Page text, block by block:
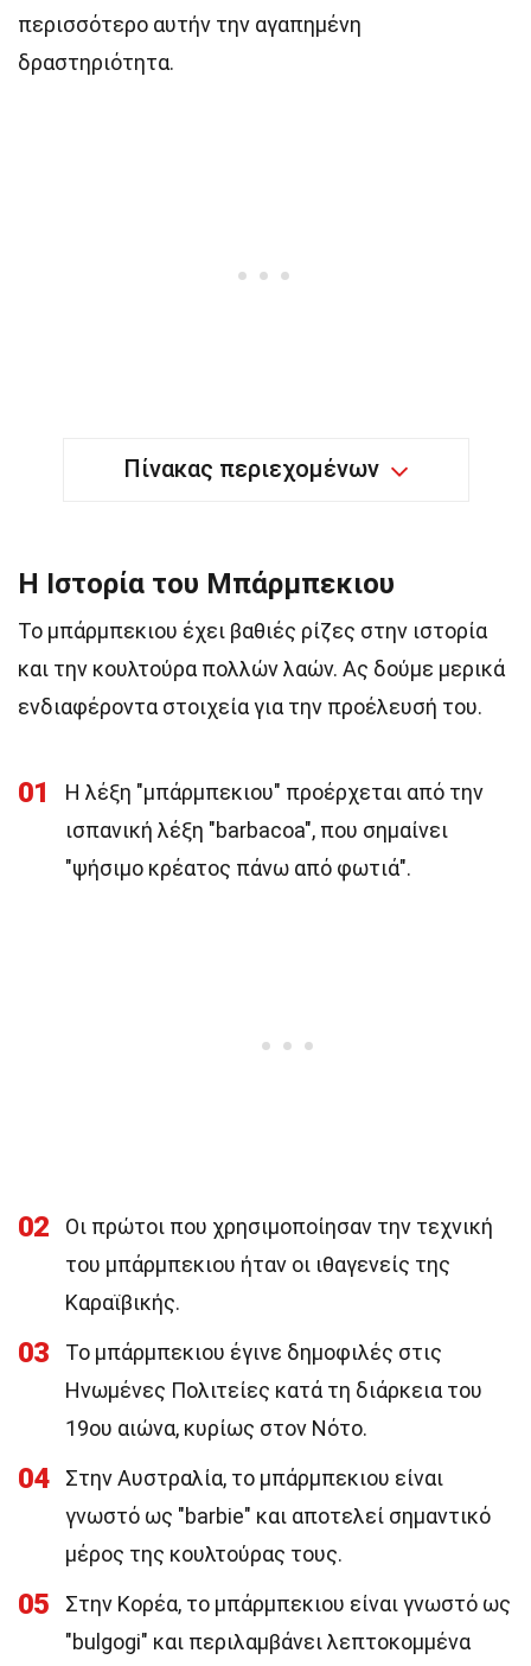
περισσότερο αυτήν την αγαπημένη
δραστηριότητα.
Πίνακας περιεχομένων
Η Ιστορία του Μπάρμπεκιου
Το μπάρμπεκιου έχει βαθιές ρίζες στην ιστορία
και την κουλτούρα πολλών λαών. Ας δούμε μερικά
ενδιαφέροντα στοιχεία για την προέλευσή του.
01
Η λέξη "μπάρμπεκιου" προέρχεται από την
ισπανική λέξη "barbacoa", που σημαίνει
"ψήσιμο κρέατος πάνω από φωτιά".
02
Οι πρώτοι που χρησιμοποίησαν την τεχνική
του μπάρμπεκιου ήταν οι ιθαγενείς της
Καραϊβικής.
03
Το μπάρμπεκιου έγινε δημοφιλές στις
Ηνωμένες Πολιτείες κατά τη διάρκεια του
19ου αιώνα, κυρίως στον Νότο.
04
Στην Αυστραλία, το μπάρμπεκιου είναι
γνωστό ως "barbie" και αποτελεί σημαντικό
μέρος της κουλτούρας τους.
05
Στην Κορέα, το μπάρμπεκιου είναι γνωστό ως
"bulgogi" και περιλαμβάνει λεπτοκομμένα